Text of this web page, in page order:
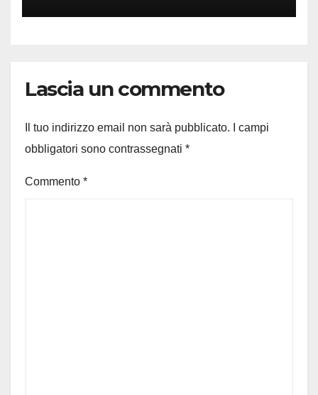
Lascia un commento
Il tuo indirizzo email non sarà pubblicato.
I campi
obbligatori sono contrassegnati *
Commento *